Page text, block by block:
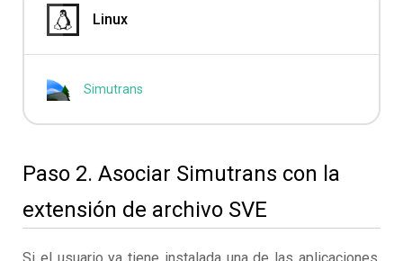
Linux
Simutrans
Paso 2. Asociar Simutrans con la
extensión de archivo SVE